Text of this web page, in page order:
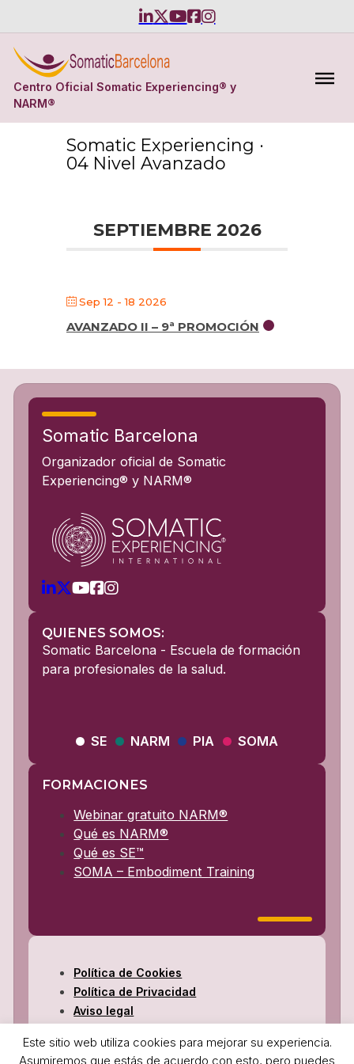
Centro Oficial Somatic Experiencing® y
NARM®
Somatic Experiencing ·
04 Nivel Avanzado
SEPTIEMBRE 2026
Sep 12 - 18 2026
AVANZADO II – 9ª PROMOCIÓN
Somatic Barcelona
Organizador oficial de Somatic
Experiencing® y NARM®
QUIENES SOMOS:
Somatic Barcelona - Escuela de formación
para profesionales de la salud.
SE NARM PIA SOMA
FORMACIONES
Webinar gratuito NARM®
Qué es NARM®
Qué es SE™
SOMA – Embodiment Training
© 2025 Somatic Barcelona · Organizado por
Centro Adala
Política de Cookies
Política de Privacidad
Aviso legal
Este sitio web utiliza cookies para mejorar su experiencia.
Asumiremos que estás de acuerdo con esto, pero puedes